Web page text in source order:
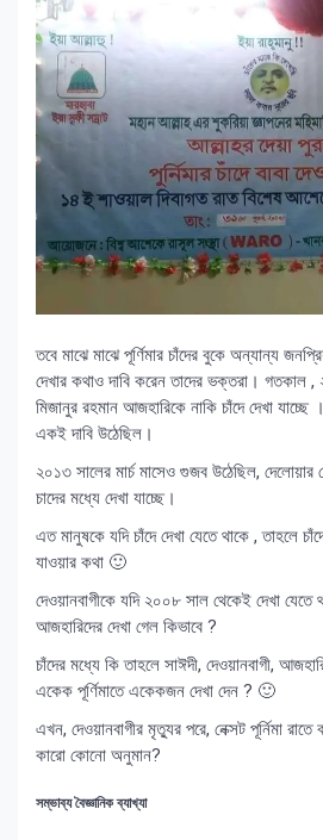
তবে মাঝে মাঝে পূর্ণিমার চাঁদের বুকে অন্যান্য
দেখার কথাও দাবি করেন তাদের ভক্তরা। গতকাল
মিজানুর রহমান আজহারিকে নাকি চাঁদে দেখা
একই দাবি উঠেছিল।
২০১৩ সালের মার্চ মাসেও গুজব উঠেছিল, দেলোয়ার
চাদের মধ্যে দেখা যাচ্ছে।
এত মানুষকে যদি চাঁদে দেখা যেতে থাকে , তাহলে
যাওয়ার কথা 🙂
দেওয়ানবাগীকে যদি ২০০৮ সাল থেকেই দেখা যেতে
আজহারিদের দেখা গেল কিভাবে ?
চাঁদের মধ্যে কি তাহলে সাঈদী, দেওয়ানবাগী,
একেক পূর্ণিমাতে একেকজন দেখা দেন ? 🙂
এখন, দেওয়ানবাগীর মৃত্যুর পরে, নেক্সট পূর্নিমা রাতে
কারো কোনো অনুমান?
সম্ভাব্য বৈজ্ঞানিক ব্যাখ্যা